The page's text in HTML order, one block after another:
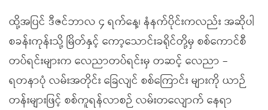
ထို့အပြင် ဒီဇင်ဘာလ ၄ ရက်နေ့၊ နံနက်ပိုင်းကလည်း အဆိုပါ
စခန်းကုန်းသို့ မြိတ်နှင့် ကော့သောင်းခရိုင်တို့မှ စစ်ကောင်စီ
တပ်ရင်းများက လေညာတပ်ရင်းမှ တဆင့် လေညာ –
ရတနာပုံ လမ်းအတိုင်း ခြေလျင် စစ်ကြောင်း များကို ယာဉ်
တန်းများဖြင့် စစ်ကူရန်လာစဉ် လမ်းတလျောက် နေရာ